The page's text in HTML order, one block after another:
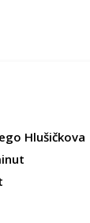
Hlušičkova